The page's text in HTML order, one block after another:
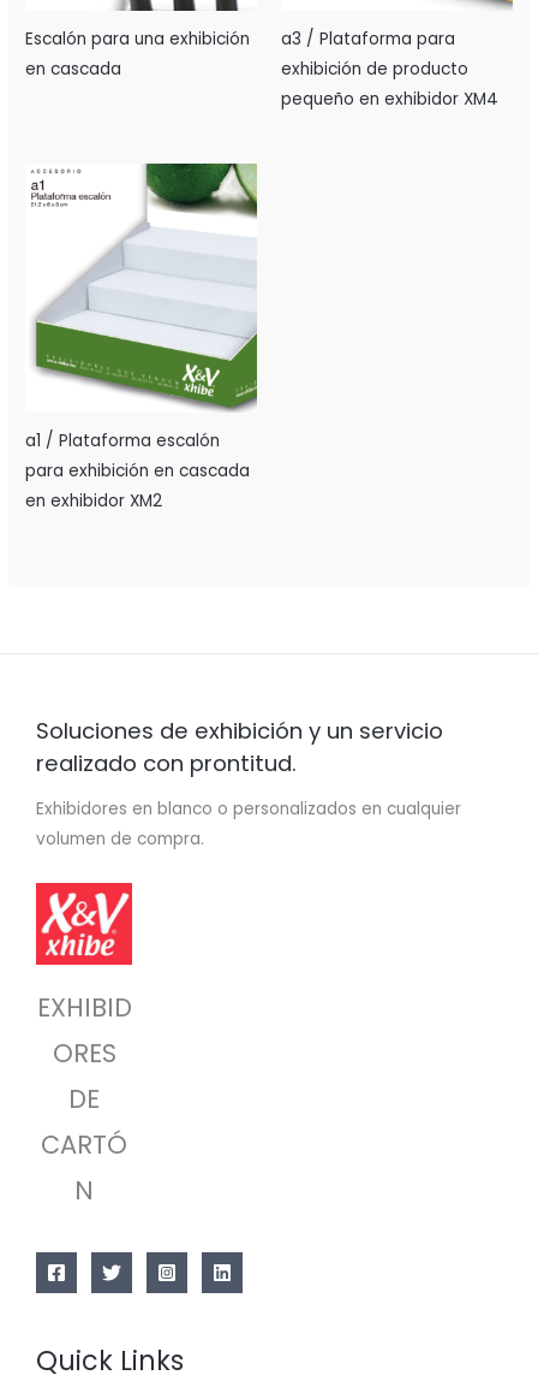
Escalón para una exhibición
en cascada
a3 / Plataforma para
exhibición de producto
pequeño en exhibidor XM4
a1 / Plataforma escalón
para exhibición en cascada
en exhibidor XM2
Soluciones de exhibición y un servicio
realizado con prontitud.
Exhibidores en blanco o personalizados en cualquier
volumen de compra.
EXHIBID
ORES
DE
CARTÓ
N
Quick Links